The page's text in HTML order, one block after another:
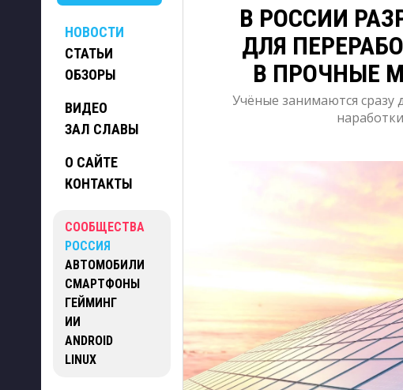
НОВОСТИ
СТАТЬИ
ОБЗОРЫ
ВИДЕО
ЗАЛ СЛАВЫ
О САЙТЕ
КОНТАКТЫ
СООБЩЕСТВА
РОССИЯ
АВТОМОБИЛИ
СМАРТФОНЫ
ГЕЙМИНГ
ИИ
ANDROID
LINUX
В РОССИИ
ДЛЯ
В ПРОЧНЫЕ
Учёные занимаются